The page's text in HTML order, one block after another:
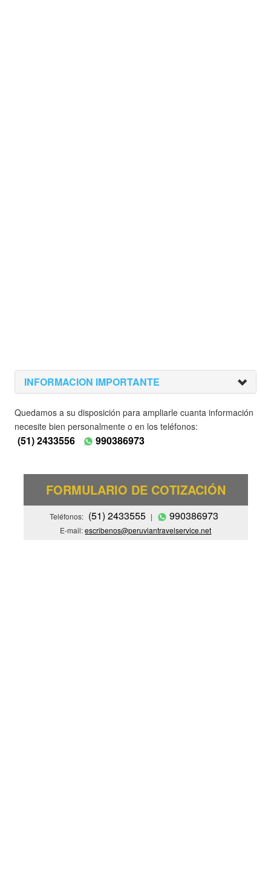
INFORMACION IMPORTANTE
Quedamos a su disposición para ampliarle cuanta información
necesite bien personalmente o en los teléfonos:
(51) 2433556 990386973
FORMULARIO DE COTIZACIÓN
Teléfonos: (51) 2433555 | 990386973
E-mail:escribenos@peruviantravelservice.net